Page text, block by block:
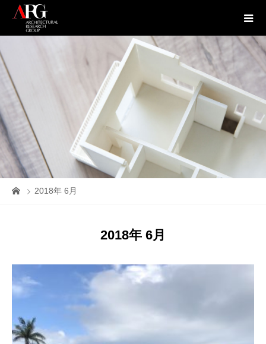
2018年 6月
2018年 6月